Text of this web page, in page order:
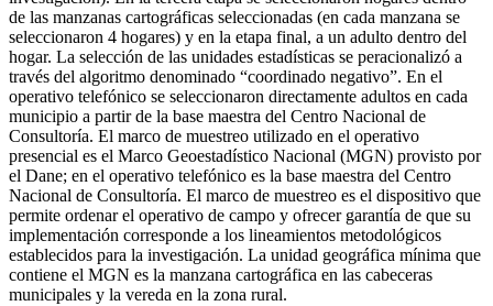
de las manzanas cartográficas seleccionadas (en cada manzana se
seleccionaron 4 hogares) y en la etapa final, a un adulto dentro del
hogar. La selección de las unidades estadísticas se peracionalizó a
través del algoritmo denominado “coordinado negativo”. En el
operativo telefónico se seleccionaron directamente adultos en cada
municipio a partir de la base maestra del Centro Nacional de
Consultoría. El marco de muestreo utilizado en el operativo
presencial es el Marco Geoestadístico Nacional (MGN) provisto por
el Dane; en el operativo telefónico es la base maestra del Centro
Nacional de Consultoría. El marco de muestreo es el dispositivo que
permite ordenar el operativo de campo y ofrecer garantía de que su
implementación corresponde a los lineamientos metodológicos
establecidos para la investigación. La unidad geográfica mínima que
contiene el MGN es la manzana cartográfica en las cabeceras
municipales y la vereda en la zona rural.